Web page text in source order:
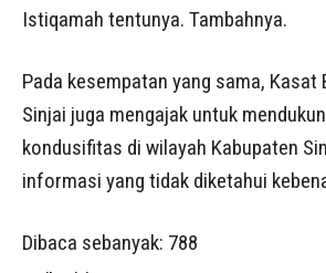
Istiqamah tentunya. Tambahnya.
Pada kesempatan yang sama, Kasat
Sinjai juga mengajak untuk
kondusifitas di wilayah Kabupaten
informasi yang tidak diketahui
Dibaca sebanyak: 788